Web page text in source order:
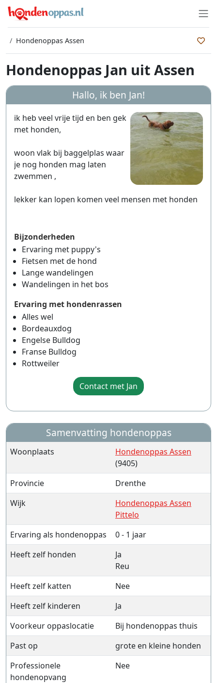
Hondenoppas Assen
Hondenoppas Jan uit Assen
Hallo, ik ben Jan!
ik heb veel vrije tijd en ben gek
met honden,
woon vlak bij baggelplas waar
je nog honden mag laten
zwemmen ,
lekker kan lopen komen veel mensen met honden
Bijzonderheden
Ervaring met puppy's
Fietsen met de hond
Lange wandelingen
Wandelingen in het bos
Ervaring met hondenrassen
Alles wel
Bordeauxdog
Engelse Bulldog
Franse Bulldog
Rottweiler
Contact met Jan
Samenvatting hondenoppas
Woonplaats
Hondenoppas Assen
(9405)
Provincie
Drenthe
Wijk
Hondenoppas Assen
Pittelo
Ervaring als hondenoppas
0 - 1 jaar
Heeft zelf honden
Ja
Reu
Heeft zelf katten
Nee
Heeft zelf kinderen
Ja
Voorkeur oppaslocatie
Bij hondenoppas thuis
Past op
grote en kleine honden
Professionele
hondenopvang
Nee